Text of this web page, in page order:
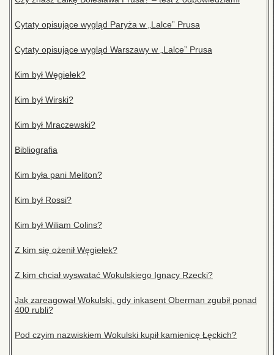
Cytaty opisujące wygląd Paryża w „Lalce” Prusa
Cytaty opisujące wygląd Warszawy w „Lalce” Prusa
Kim był Węgiełek?
Kim był Wirski?
Kim był Mraczewski?
Bibliografia
Kim była pani Meliton?
Kim był Rossi?
Kim był Wiliam Colins?
Z kim się ożenił Węgiełek?
Z kim chciał wyswatać Wokulskiego Ignacy Rzecki?
Jak zareagował Wokulski, gdy inkasent Oberman zgubił ponad
400 rubli?
Pod czyim nazwiskiem Wokulski kupił kamienicę Łęckich?